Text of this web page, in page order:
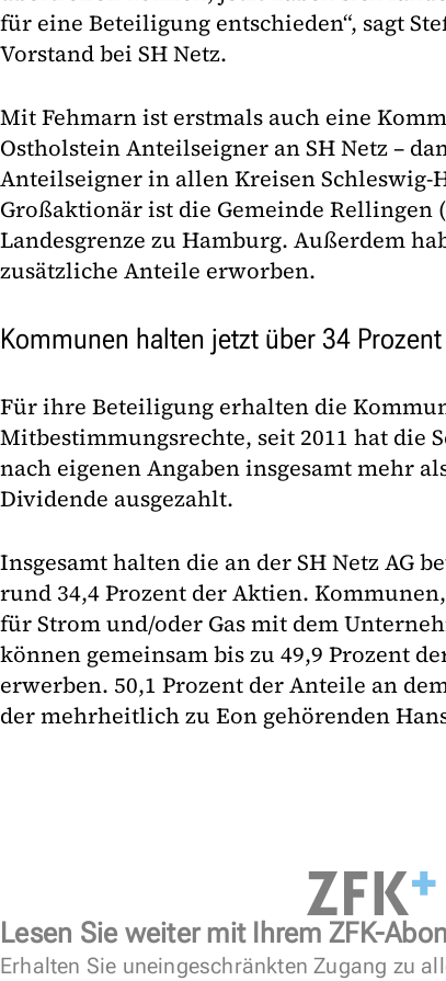
für eine Beteiligung entschieden“, sagt
Vorstand bei SH Netz.
Mit Fehmarn ist erstmals auch eine
Ostholstein Anteilseigner an SH Netz –
Anteilseigner in allen Kreisen Schleswig-
Großaktionär ist die Gemeinde Rellingen
Landesgrenze zu Hamburg. Außerdem
zusätzliche Anteile erworben.
Kommunen halten jetzt über 34
Für ihre Beteiligung erhalten die
Mitbestimmungsrechte, seit 2011 hat die
nach eigenen Angaben insgesamt mehr
Dividende ausgezahlt.
Insgesamt halten die an der SH Netz AG
rund 34,4 Prozent der Aktien.
für Strom und/oder Gas mit dem
können gemeinsam bis zu 49,9 Prozent
erwerben. 50,1 Prozent der Anteile an
der mehrheitlich zu Eon gehörenden
Lesen Sie weiter mit Ihrem ZFK-
Erhalten Sie uneingeschränkten Zugang zu